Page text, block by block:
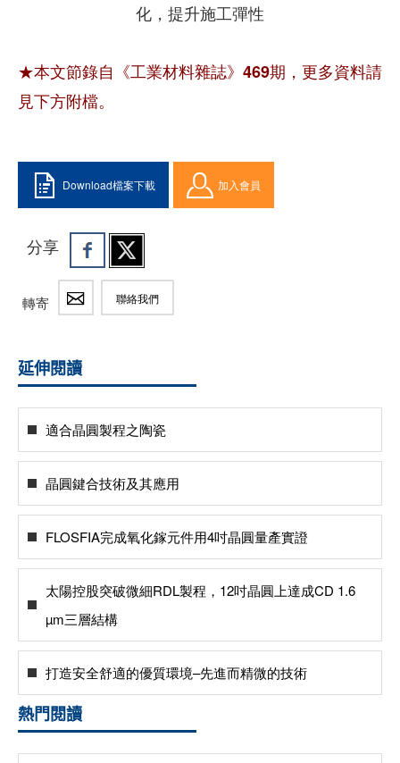
化，提升施工彈性
★本文節錄自《工業材料雜誌》469期，更多資料請
見下方附檔。
Download檔案下載 加入會員
分享
轉寄 聯絡我們
延伸閱讀
適合晶圓製程之陶瓷
晶圓鍵合技術及其應用
FLOSFIA完成氧化鎵元件用4吋晶圓量產實證
太陽控股突破微細RDL製程，12吋晶圓上達成CD 1.6
µm三層結構
打造安全舒適的優質環境–先進而精微的技術
熱門閱讀